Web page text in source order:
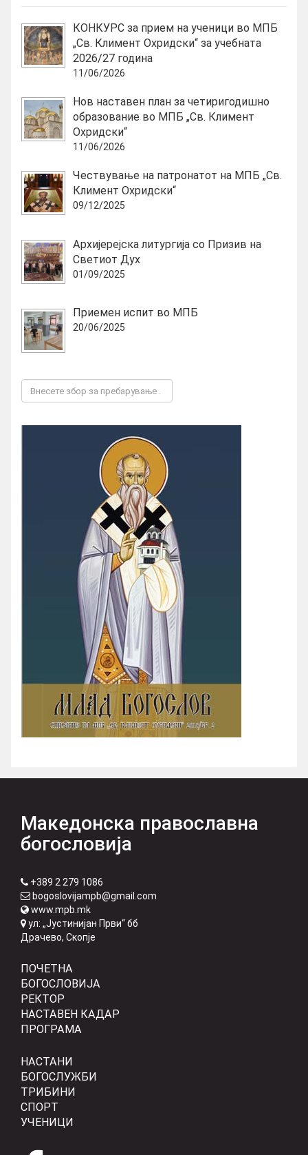
КОНКУРС за прием на ученици во МПБ
„Св. Климент Охридски“ за учебната
2026/27 година
11/06/2026
Нов наставен план за четиригодишно
образование во МПБ „Св. Климент
Охридски“
11/06/2026
Чествување на патронатот на МПБ „Св.
Климент Охридски“
09/12/2025
Архијерејска литургија со Призив на
Светиот Дух
01/09/2025
Приемен испит во МПБ
20/06/2025
Македонска православна
богословија
+389 2 279 1086
bogoslovijampb@gmail.com
www.mpb.mk
ул: „Јустинијан Први“ бб
Драчево, Скопје
ПОЧЕТНА
БОГОСЛОВИЈА
РЕКТОР
НАСТАВЕН КАДАР
ПРОГРАМА
НАСТАНИ
БОГОСЛУЖБИ
ТРИБИНИ
СПОРТ
УЧЕНИЦИ